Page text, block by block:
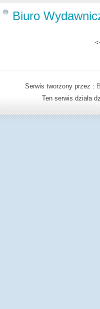
Biuro
Serwis tworzony przez :
Ten serwis działa